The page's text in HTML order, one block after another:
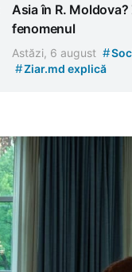
Asia în R.
fenomenul
Astăzi, 6 august #
#Ziar.md explică